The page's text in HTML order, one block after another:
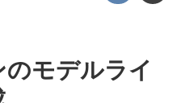
モデルライ